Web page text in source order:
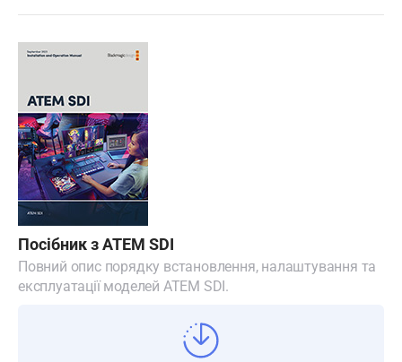
Ukraine
United Kingdom
United States
Посібник з ATEM SDI
Повний опис порядку встановлення, налаштування та
експлуатації моделей ATEM SDI.